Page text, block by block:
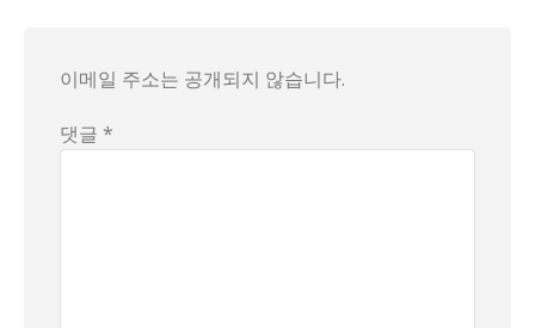
이메일 주소는 공개되지 않습니다.
댓글 *